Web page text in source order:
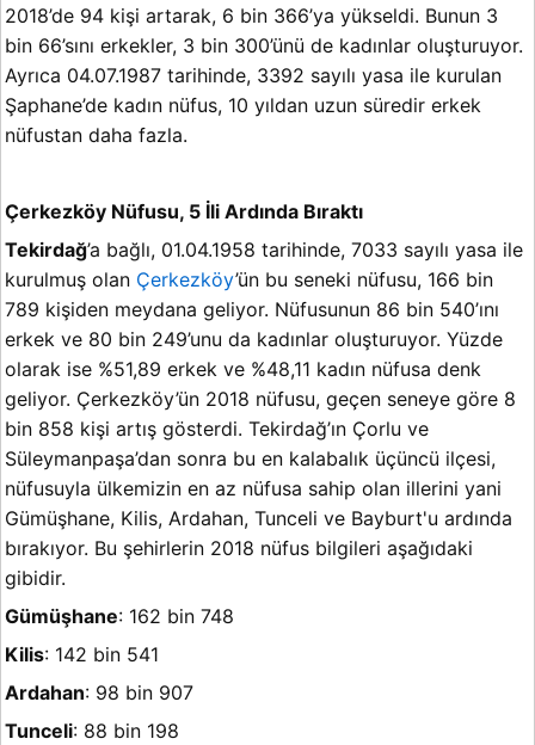
2018’de 94 kişi artarak, 6 bin 366’ya yükseldi. Bunun 3
bin 66’sını erkekler, 3 bin 300’ünü de kadınlar oluşturuyor.
Ayrıca 04.07.1987 tarihinde, 3392 sayılı yasa ile kurulan
Şaphane’de kadın nüfus, 10 yıldan uzun süredir erkek
nüfustan daha fazla.
Çerkezköy Nüfusu, 5 İli Ardında Bıraktı
Tekirdağ’a bağlı, 01.04.1958 tarihinde, 7033 sayılı yasa ile
kurulmuş olan Çerkezköy’ün bu seneki nüfusu, 166 bin
789 kişiden meydana geliyor. Nüfusunun 86 bin 540’ını
erkek ve 80 bin 249’unu da kadınlar oluşturuyor. Yüzde
olarak ise %51,89 erkek ve %48,11 kadın nüfusa denk
geliyor. Çerkezköy’ün 2018 nüfusu, geçen seneye göre 8
bin 858 kişi artış gösterdi. Tekirdağ’ın Çorlu ve
Süleymanpaşa’dan sonra bu en kalabalık üçüncü ilçesi,
nüfusuyla ülkemizin en az nüfusa sahip olan illerini yani
Gümüşhane, Kilis, Ardahan, Tunceli ve Bayburt'u ardında
bırakıyor. Bu şehirlerin 2018 nüfus bilgileri aşağıdaki
gibidir.
Gümüşhane: 162 bin 748
Kilis: 142 bin 541
Ardahan: 98 bin 907
Tunceli: 88 bin 198